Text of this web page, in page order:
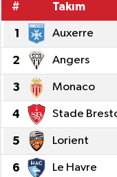
# Takım
1 Auxerre
2 Angers
3 Monaco
4 Stade
5 Lorient
6 Le Havre
Çevre
Diğer
Dünya
Eğitim
Ekonomi
Süper Lig
Tüm Manşetler
Son Dakika
Haber Arşivi